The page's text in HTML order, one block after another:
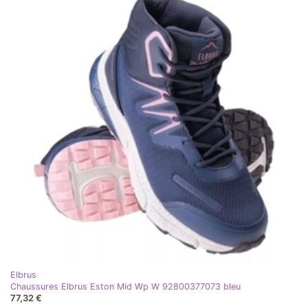
Elbrus
Chaussures Elbrus Eston Mid Wp W 92800377073 bleu
77,32 €